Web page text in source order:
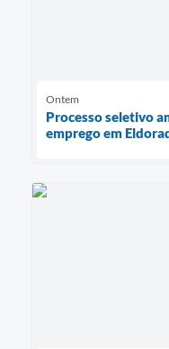
Ontem
Processo seletivo
emprego em